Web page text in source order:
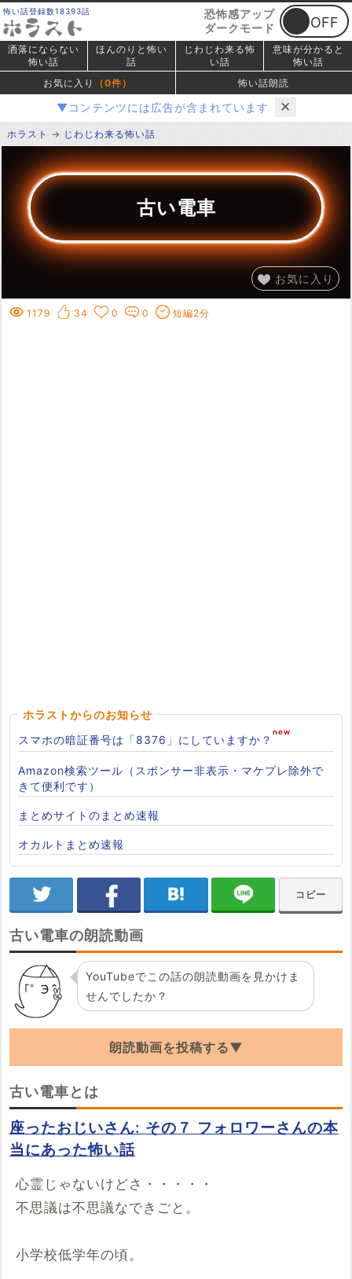
怖い話登録数18393話
恐怖感アップ
ダークモード
洒落にならない
怖い話
ほんのりと怖い
話
じわじわ来る怖
い話
意味が分かると
怖い話
お気に入り
（0件） 怖い話朗読
▼コンテンツには広告が含まれています ✕
ホラスト じわじわ来る怖い話
古い電車
お気に入り
1179 34 0 0 短編2分
ホラストからのお知らせ
スマホの暗証番号は「8376」にしていますか？
Amazon検索ツール（スポンサー非表示・マケプレ除外で
きて便利です）
まとめサイトのまとめ速報
オカルトまとめ速報
コピー
古い電車の朗読動画
YouTubeでこの話の朗読動画を見かけま
せんでしたか？
朗読動画を投稿する▼
「古い電車」の朗読動画を探しています。
YouTubeでこの話の朗読動画を見つけたらぜ
ひ投稿していってください。
例：https://www.youtube.com/watch?v=***********
開始時間
古い電車とは
座ったおじいさん: その７ フォロワーさんの本
当にあった怖い話
心霊じゃないけどさ・・・・・
不思議は不思議なできごと。
小学校低学年の頃。